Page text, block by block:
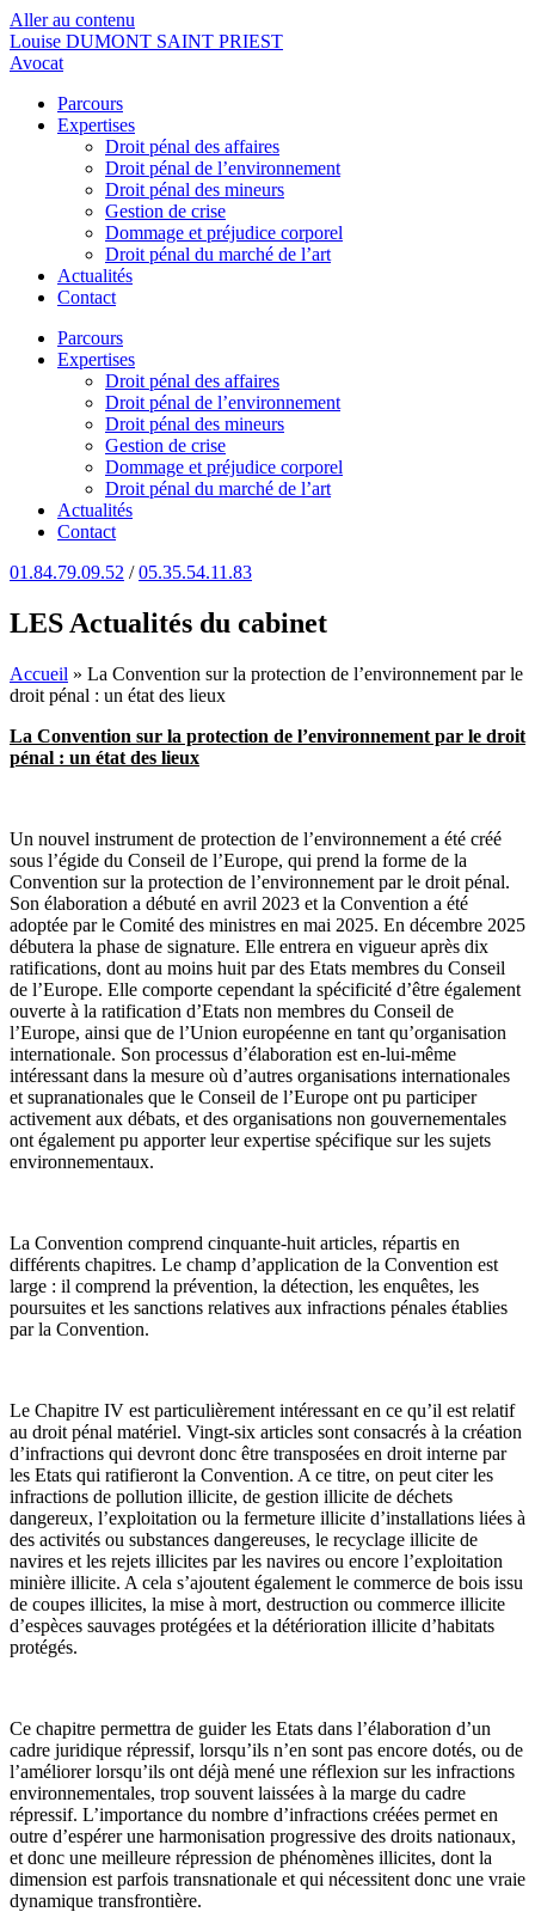
Aller au contenu
Louise DUMONT SAINT PRIEST
Avocat
Parcours
Expertises
Droit pénal des affaires
Droit pénal de l’environnement
Droit pénal des mineurs
Gestion de crise
Dommage et préjudice corporel
Droit pénal du marché de l’art
Actualités
Contact
Parcours
Expertises
Droit pénal des affaires
Droit pénal de l’environnement
Droit pénal des mineurs
Gestion de crise
Dommage et préjudice corporel
Droit pénal du marché de l’art
Actualités
Contact
01.84.79.09.52 /05.35.54.11.83
LES Actualités du cabinet
Accueil » La Convention sur la protection de l’environnement par le
droit pénal : un état des lieux
La Convention sur la protection de l’environnement par le droit
pénal : un état des lieux
Un nouvel instrument de protection de l’environnement a été créé
sous l’égide du Conseil de l’Europe, qui prend la forme de la
Convention sur la protection de l’environnement par le droit pénal.
Son élaboration a débuté en avril 2023 et la Convention a été
adoptée par le Comité des ministres en mai 2025. En décembre 2025
débutera la phase de signature. Elle entrera en vigueur après dix
ratifications, dont au moins huit par des Etats membres du Conseil
de l’Europe. Elle comporte cependant la spécificité d’être également
ouverte à la ratification d’Etats non membres du Conseil de
l’Europe, ainsi que de l’Union européenne en tant qu’organisation
internationale. Son processus d’élaboration est en-lui-même
intéressant dans la mesure où d’autres organisations internationales
et supranationales que le Conseil de l’Europe ont pu participer
activement aux débats, et des organisations non gouvernementales
ont également pu apporter leur expertise spécifique sur les sujets
environnementaux.
La Convention comprend cinquante-huit articles, répartis en
différents chapitres. Le champ d’application de la Convention est
large : il comprend la prévention, la détection, les enquêtes, les
poursuites et les sanctions relatives aux infractions pénales établies
par la Convention.
Le Chapitre IV est particulièrement intéressant en ce qu’il est relatif
au droit pénal matériel. Vingt-six articles sont consacrés à la création
d’infractions qui devront donc être transposées en droit interne par
les Etats qui ratifieront la Convention. A ce titre, on peut citer les
infractions de pollution illicite, de gestion illicite de déchets
dangereux, l’exploitation ou la fermeture illicite d’installations liées à
des activités ou substances dangereuses, le recyclage illicite de
navires et les rejets illicites par les navires ou encore l’exploitation
minière illicite. A cela s’ajoutent également le commerce de bois issu
de coupes illicites, la mise à mort, destruction ou commerce illicite
d’espèces sauvages protégées et la détérioration illicite d’habitats
protégés.
Ce chapitre permettra de guider les Etats dans l’élaboration d’un
cadre juridique répressif, lorsqu’ils n’en sont pas encore dotés, ou de
l’améliorer lorsqu’ils ont déjà mené une réflexion sur les infractions
environnementales, trop souvent laissées à la marge du cadre
répressif. L’importance du nombre d’infractions créées permet en
outre d’espérer une harmonisation progressive des droits nationaux,
et donc une meilleure répression de phénomènes illicites, dont la
dimension est parfois transnationale et qui nécessitent donc une vraie
dynamique transfrontière.